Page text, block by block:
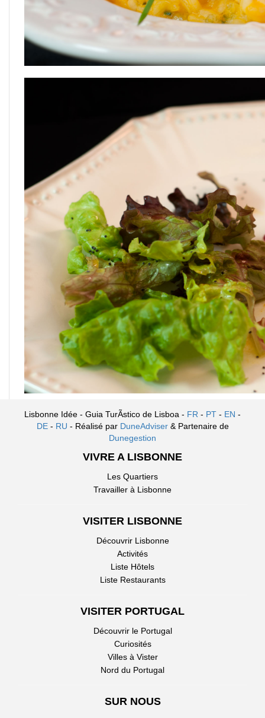
Lisbonne Idée - Guia TurÃ­stico de Lisboa - FR - PT - EN -
DE- RU - Réalisé par DuneAdviser & Partenaire de
Dunegestion
VIVRE A LISBONNE
Les Quartiers
Travailler à Lisbonne
VISITER LISBONNE
Découvrir Lisbonne
Activités
Liste Hôtels
Liste Restaurants
VISITER PORTUGAL
Découvrir le Portugal
Curiosités
Villes à Vister
Nord du Portugal
SUR NOUS